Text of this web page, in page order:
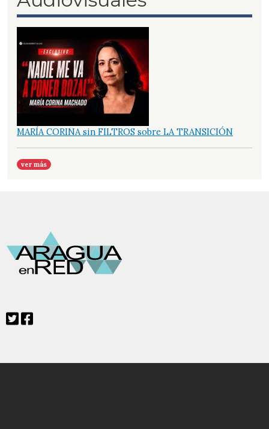
MARÍA CORINA sin FILTROS sobre LA TRANSICIÓN
ver más